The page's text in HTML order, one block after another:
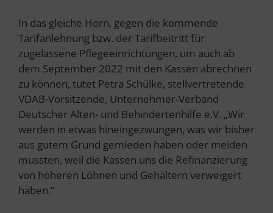
In das gleiche Horn, gegen die kommende
Tarifanlehnung bzw. der Tarifbeitritt für
zugelassene Pflegeeinrichtungen, um auch ab
dem September 2022 mit den Kassen abrechnen
zu können, tutet Petra Schülke, stellvertretende
VDAB-Vorsitzende, Unternehmer-Verband
Deutscher Alten- und Behindertenhilfe e.V. „Wir
werden in etwas hineingezwungen, was wir bisher
aus gutem Grund gemieden haben oder meiden
mussten, weil die Kassen uns die Refinanzierung
von höheren Löhnen und Gehältern verweigert
haben.“